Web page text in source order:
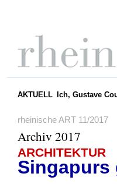
AKTUELL Ich, Gustave
rheinische ART 11/2017
Archiv 2017
ARCHITEKTUR
Singapurs